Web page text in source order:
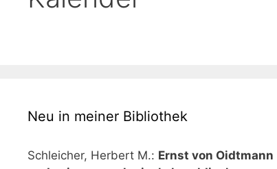
Neu in meiner Bibliothek
Schleicher, Herbert M.: Ernst von Oidtmann